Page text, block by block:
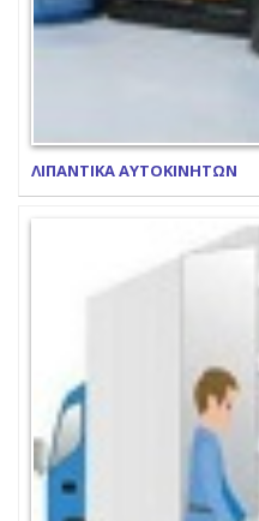
ΛΙΠΑΝΤΙΚΑ ΑΥΤΟΚΙΝΗΤΩΝ